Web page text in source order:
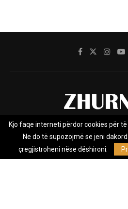
Rreth nesh Impresumi
Privacy
Zhurnal.mk është Agjenci e Lajmeve e
Kjo faqe interneti përdor cookies për
Ne do të supozojmë se jeni
çregjistroheni nëse dëshironi.